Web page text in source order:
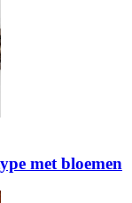
met bloemen